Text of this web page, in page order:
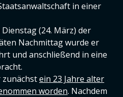
in einer
(24. März) der
Nachmittag wurde er
und anschließend in eine
zunächstein 23 Jahre alter
worden. Nachdem